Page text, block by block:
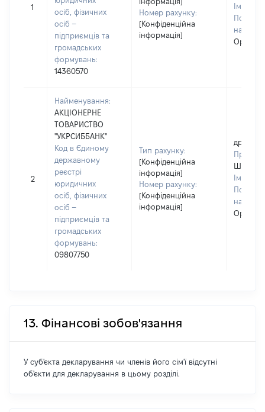
1
осіб, фізичних
осіб –
підприємців та
громадських
формувань:
14360570
Номер рахунку:
[Конфіденційна
інформація]
Ім'я:
По
2
Найменування:
АКЦІОНЕРНЕ
ТОВАРИСТВО
"УКРСИББАНК"
Код в Єдиному
державному
реєстрі
юридичних
осіб, фізичних
осіб –
підприємців та
громадських
формувань:
09807750
Тип рахунку:
[Конфіденційна
інформація]
Номер рахунку:
[Конфіденційна
інформація]
дружина
Ім'я:
По
13. Фінансові зобов'язання
У суб'єкта декларування чи членів його сім'ї відсутні
об'єкти для декларування в цьому розділі.